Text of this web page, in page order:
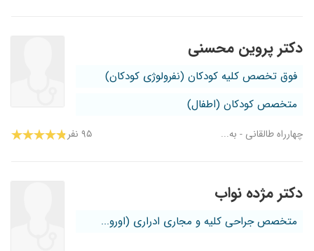
دکتر پروین محسنی
فوق تخصص کلیه کودکان (نفرولوژی کودکان)
متخصص کودکان (اطفال)
چهارراه طالقانی - به... ۹۵ نفر
دکتر مژده نواب
متخصص جراحی کلیه و مجاری ادراری (اورو...